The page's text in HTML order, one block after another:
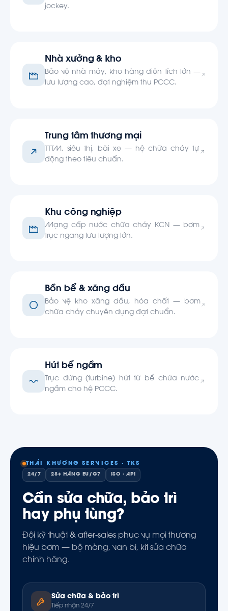
jockey.
Nhà xưởng & kho
Bảo vệ nhà máy, kho hàng diện tích lớn —
lưu lượng cao, đạt nghiệm thu PCCC.
Trung tâm thương mại
TTTM, siêu thị, bãi xe — hệ chữa cháy tự
động theo tiêu chuẩn.
Khu công nghiệp
Mạng cấp nước chữa cháy KCN — bơm
trục ngang lưu lượng lớn.
Bồn bể & xăng dầu
Bảo vệ kho xăng dầu, hóa chất — bơm
chữa cháy chuyên dụng đạt chuẩn.
Hút bể ngầm
Trục đứng (turbine) hút từ bể chứa nước
ngầm cho hệ PCCC.
THÁI KHƯƠNG SERVICES · TKS
24/7 28+ HÃNG EU/G7 ISO · API
Cần sửa chữa, bảo trì
hay phụ tùng?
Đội kỹ thuật & after-sales phục vụ mọi thương
hiệu bơm — bộ màng, van bi, kit sửa chữa
chính hãng.
Sửa chữa & bảo trì
Tiếp nhận 24/7